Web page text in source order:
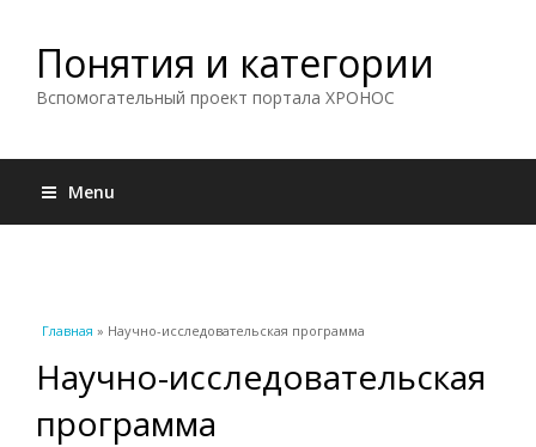
Понятия и категории
Вспомогательный проект портала ХРОНОС
Menu
Вы здесь
Главная » Научно-исследовательская программа
Научно-исследовательская
программа